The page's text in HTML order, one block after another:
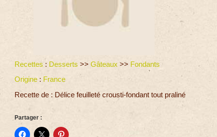
Recettes : Desserts >> Gâteaux >> Fondants
Origine : France
Recette de : Délice feuilleté crousti-fondant tout praliné
Partager :